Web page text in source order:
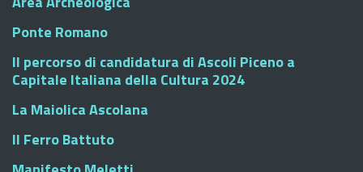
Ponte Romano
Il percorso di candidatura di Ascoli Piceno a
Capitale Italiana della Cultura 2024
La Maiolica Ascolana
Il Ferro Battuto